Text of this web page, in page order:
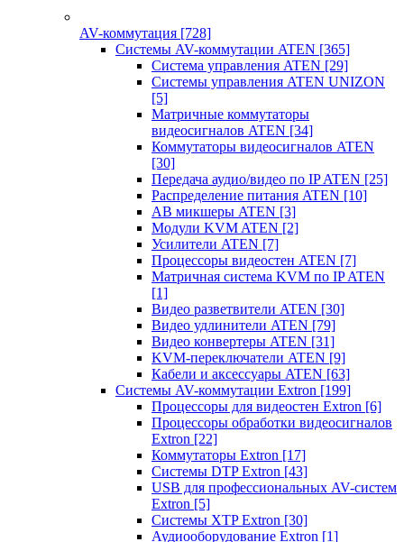
AV-коммутация [728]
Системы AV-коммутации ATEN [365]
Система управления ATEN [29]
Системы управления ATEN UNIZON
[5]
Матричные коммутаторы
видеосигналов ATEN [34]
Коммутаторы видеосигналов ATEN
[30]
Передача аудио/видео по IP ATEN [25]
Распределение питания ATEN [10]
АВ микшеры ATEN [3]
Модули KVM ATEN [2]
Усилители ATEN [7]
Процессоры видеостен ATEN [7]
Матричная система KVM по IP ATEN
[1]
Видео разветвители ATEN [30]
Видео удлинители ATEN [79]
Видео конвертеры ATEN [31]
KVM-переключатели ATEN [9]
Кабели и аксессуары ATEN [63]
Системы AV-коммутации Extron [199]
Процессоры для видеостен Extron [6]
Процессоры обработки видеосигналов
Extron [22]
Коммутаторы Extron [17]
Системы DTP Extron [43]
USB для профессиональных AV-систем
Extron [5]
Системы XTP Extron [30]
Аудиооборудование Extron [1]